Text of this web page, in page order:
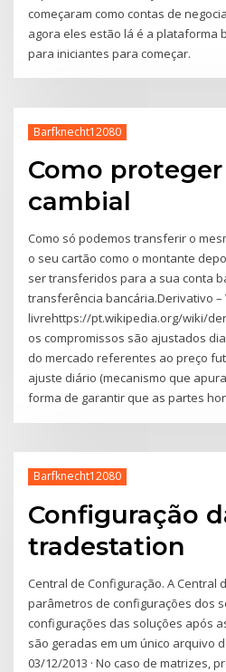
começaram como contas de
agora eles estão lá é a plataforma
para iniciantes para começar.
Barfknecht12080
Como
cambial
Como só podemos transferir o
o seu cartão como o montante
ser transferidos para a sua conta
transferência bancária.Derivativo –
livrehttps://pt.wikipedia.org/wiki/
os compromissos são ajustados
do mercado referentes ao preço
ajuste diário (mecanismo que
forma de garantir que as partes
Barfknecht12080
Configuração
tradestation
Central de Configuração. A Central
parâmetros de configurações dos
configurações das soluções após
são geradas em um único arquivo
03/12/2013 · No caso de matrizes,